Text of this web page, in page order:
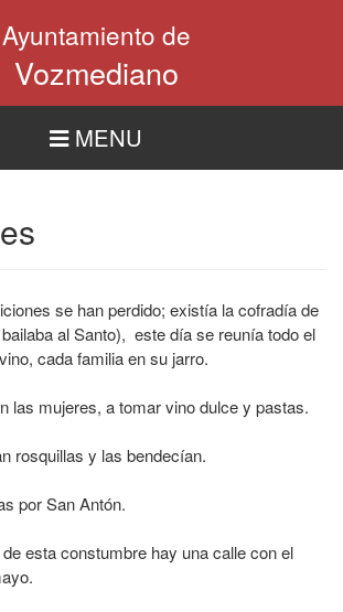
Ayuntamiento de
Vozmediano
MENU
se han perdido; existía la cofradía de
al Santo), este día se reunía todo el
cada familia en su jarro.
las mujeres, a tomar vino dulce y pastas.
rosquillas y las bendecían.
por San Antón.
esta constumbre hay una calle con el